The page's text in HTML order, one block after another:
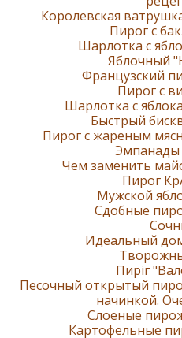
Королевская
Пирог с
Шарлотка с
Яблочный
Французский
Пирог с
Шарлотка с
Быстрый
Пирог с жареным
Эмпанады
Чем заменить
Пирог
Мужской
Сдобные
Идеальный
Пиріг
Песочный открытый
начинкой.
Слоеные
Картофельные